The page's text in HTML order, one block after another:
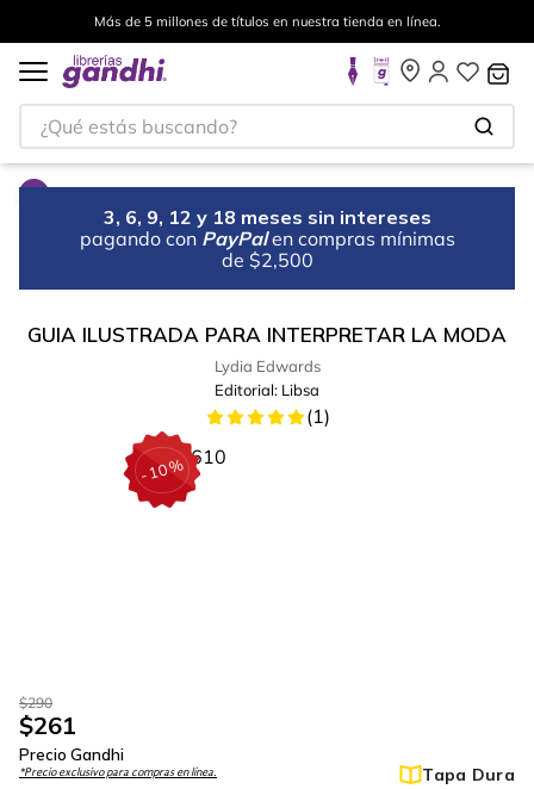
Más de 5 millones de títulos en nuestra tienda en línea.
¿Qué estás buscando?
3, 6, 9, 12 y 18 meses sin intereses
pagando con PayPal en compras mínimas
de $2,500
GUIA ILUSTRADA PARA INTERPRETAR LA MODA
Lydia Edwards
Editorial: Libsa
(1)
-10%
$290
$261
Precio Gandhi
*Precio exclusivo para compras en línea. Tapa Dura